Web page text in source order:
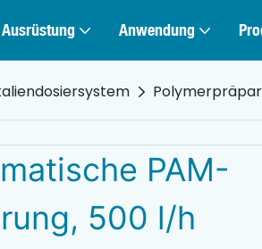
Anwendung